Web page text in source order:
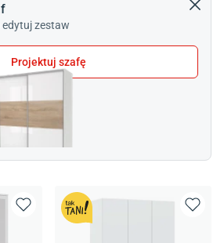
zestaw
Projektuj szafę